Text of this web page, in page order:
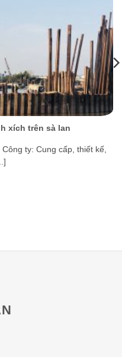
xích trên sà lan
ty: Cung cấp, thiết kế,